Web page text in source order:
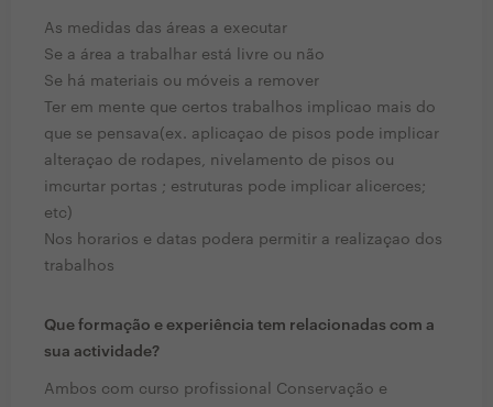
As medidas das áreas a executar
Se a área a trabalhar está livre ou não
Se há materiais ou móveis a remover
Ter em mente que certos trabalhos implicao mais do
que se pensava(ex. aplicaçao de pisos pode implicar
alteraçao de rodapes, nivelamento de pisos ou
imcurtar portas ; estruturas pode implicar alicerces;
etc)
Nos horarios e datas podera permitir a realizaçao dos
trabalhos
Que formação e experiência tem relacionadas com a
sua actividade?
Ambos com curso profissional Conservação e